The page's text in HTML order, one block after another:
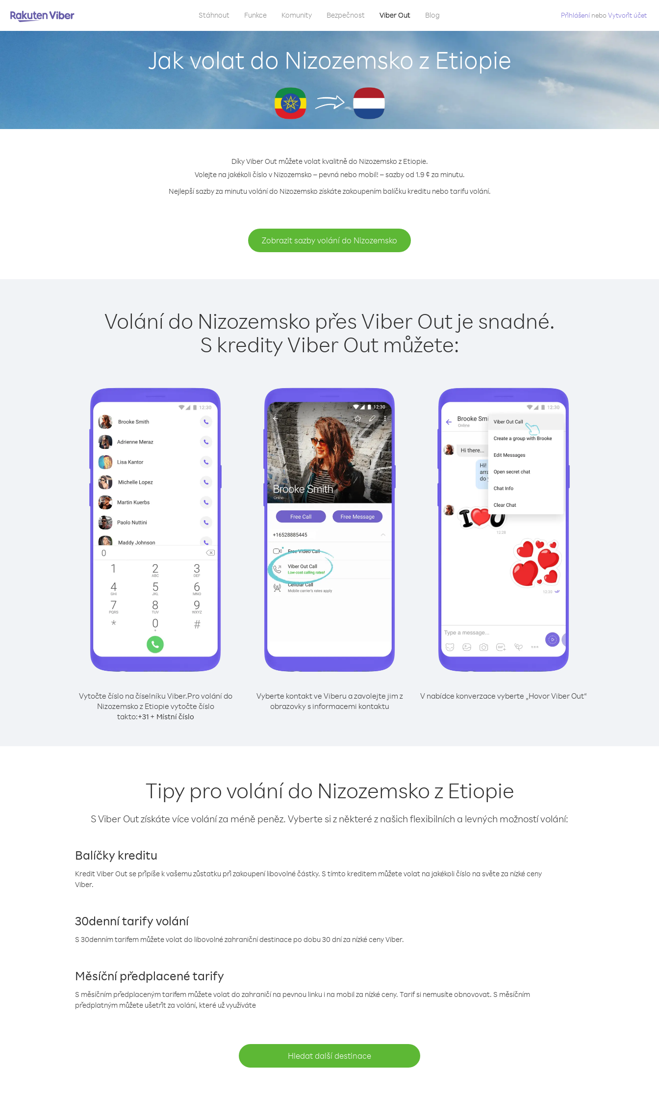
Stáhnout Funkce Komunity Bezpečnost Viber Out Blog Přihlášení neboVytvořit účet
Jak volat do Nizozemsko z Etiopie
Díky Viber Out můžete volat kvalitně do Nizozemsko z Etiopie.
Volejte na jakékoli číslo v Nizozemsko – pevná nebo mobil! – sazby od 1.9 ¢ za minutu.
Nejlepší sazby za minutu volání do Nizozemsko získáte zakoupením balíčku kreditu nebo tarifu volání.
Zobrazit sazby volání do Nizozemsko
Volání do Nizozemsko přes Viber Out je snadné.
S kredity Viber Out můžete:
Vytočte číslo na číselníku Viber.Pro volání do
Nizozemsko z Etiopie vytočte číslo
takto:+31+ Místní číslo
Vyberte kontakt ve Viberu a zavolejte jim z
obrazovky s informacemi kontaktu
V nabídce konverzace vyberte „Hovor Viber Out“
Tipy pro volání do Nizozemsko z Etiopie
S Viber Out získáte více volání za méně peněz. Vyberte si z některé z našich flexibilních a levných možností volání:
Balíčky kreditu
Kredit Viber Out se připíše k vašemu zůstatku při zakoupení libovolné částky. S tímto kreditem můžete volat na jakékoli číslo na světe za nízké ceny
Viber.
30denní tarify volání
S 30denním tarifem můžete volat do libovolné zahraniční destinace po dobu 30 dní za nízké ceny Viber.
Měsíční předplacené tarify
S měsíčním předplaceným tarifem můžete volat do zahraničí na pevnou linku i na mobil za nízké ceny. Tarif si nemusíte obnovovat. S měsíčním
předplatným můžete ušetřit za volání, které už využíváte
Hledat další destinace